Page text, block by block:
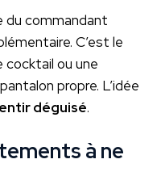
du commandant
C’est le
ou une
propre. L’idée
déguisé.
à ne